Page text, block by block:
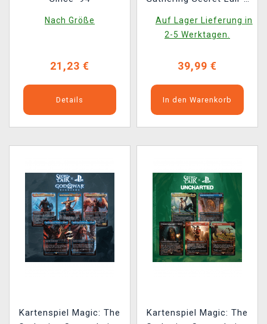
Nach Größe
21,23 €
Details
Forbidden West
(ENGLISCHE VERSION)
Auf Lager Lieferung in
2-5 Werktagen.
39,99 €
In den Warenkorb
Kartenspiel Magic: The
Kartenspiel Magic: The